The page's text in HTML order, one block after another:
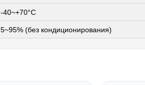
-40~+70°C
5~95% (без кондиционирования)